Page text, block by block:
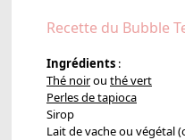
Recette du Bubble
Ingrédients :
Thé noirou thé vert
Perles de tapioca
Sirop
Lait de vache ou végétal